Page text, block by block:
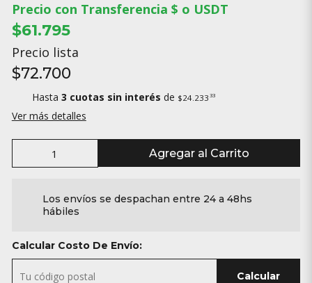
Precio con Transferencia $ o USDT
$61.795
Precio lista
$72.700
Hasta 3 cuotas sin interés de $24.233 33
Ver más detalles
Agregar al Carrito
Los envíos se despachan entre 24 a 48hs
hábiles
Calcular Costo De Envío:
Calcular